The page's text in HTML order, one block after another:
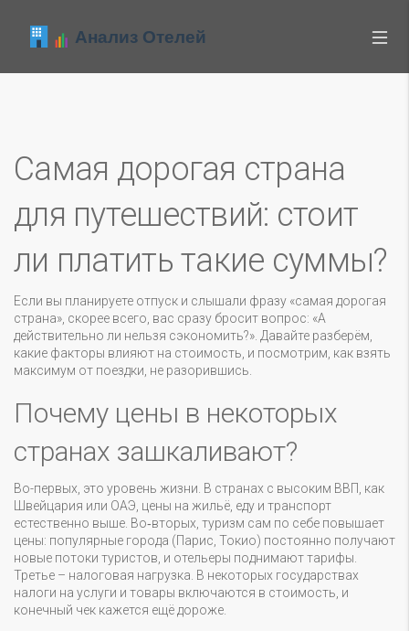
Самая дорогая страна
для путешествий: стоит
ли платить такие суммы?
Если вы планируете отпуск и слышали фразу «самая дорогая
страна», скорее всего, вас сразу бросит вопрос: «А
действительно ли нельзя сэкономить?». Давайте разберём,
какие факторы влияют на стоимость, и посмотрим, как взять
максимум от поездки, не разорившись.
Почему цены в некоторых
странах зашкаливают?
Во-первых, это уровень жизни. В странах с высоким ВВП, как
Швейцария или ОАЭ, цены на жильё, еду и транспорт
естественно выше. Во‑вторых, туризм сам по себе повышает
цены: популярные города (Парис, Токио) постоянно получают
новые потоки туристов, и отельеры поднимают тарифы.
Третье – налоговая нагрузка. В некоторых государствах
налоги на услуги и товары включаются в стоимость, и
конечный чек кажется ещё дороже.